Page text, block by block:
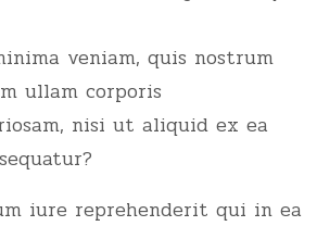
veniam, quis nostrum
ullam corporis
nisi ut aliquid ex ea
iure reprehenderit qui in ea